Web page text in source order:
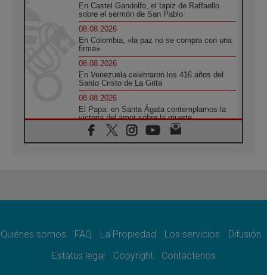
En Castel Gandolfo, el tapiz de Raffaello
sobre el sermón de San Pablo
08.08.2026
En Colombia, «la paz no se compra con una
firma»
08.08.2026
En Venezuela celebraron los 416 años del
Santo Cristo de La Grita
08.08.2026
El Papa: en Santa Ágata contemplamos la
victoria del amor sobre la muerte
08.08.2026
León XIV visitará el Santuario de la Madre
07.08.2026
07.08.2026
el compromiso del cristiano"
Quiénes somos FAQ La Propiedad Los servicios
Difusión
Estatus legal
Copyright Contáctenos